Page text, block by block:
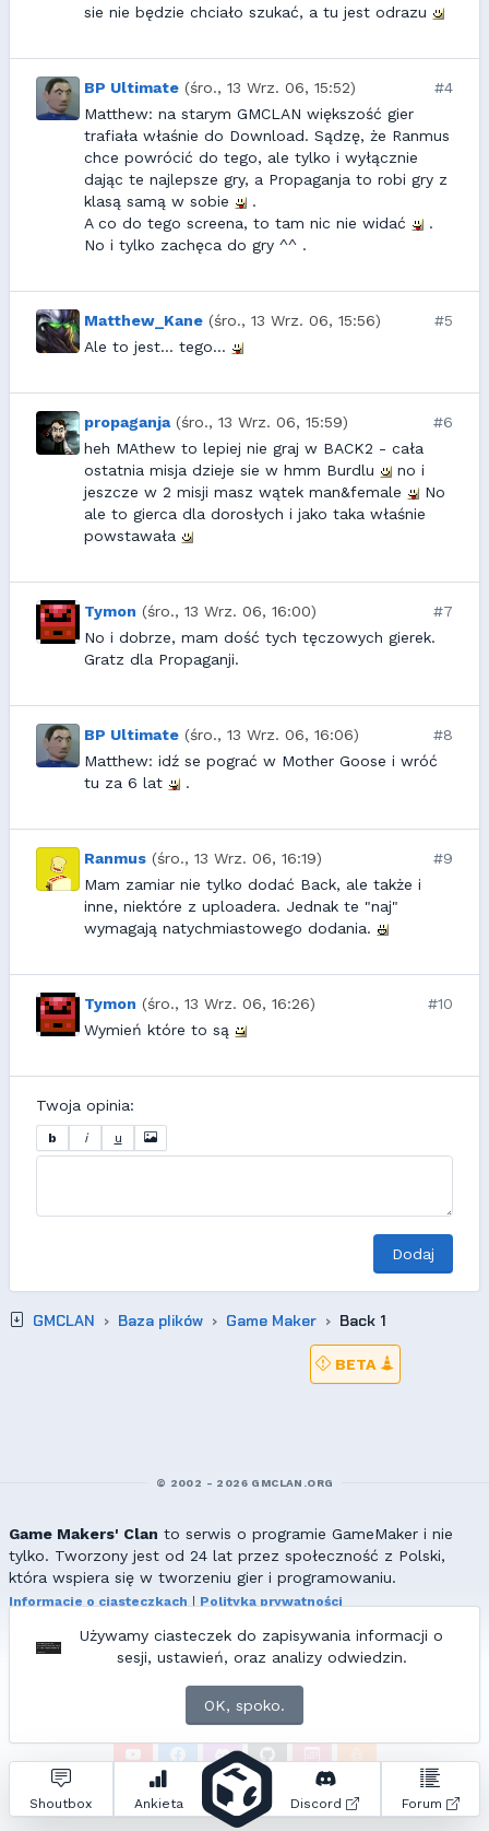
sie nie będzie chciało szukać, a tu jest odrazu
BP Ultimate (śro., 13 Wrz. 06, 15:52)
#4
Matthew: na starym GMCLAN większość gier
trafiała właśnie do Download. Sądzę, że Ranmus
chce powrócić do tego, ale tylko i wyłącznie
dając te najlepsze gry, a Propaganja to robi gry z
klasą samą w sobie
.
A co do tego screena, to tam nic nie widać
.
No i tylko zachęca do gry ^^ .
Matthew_Kane (śro., 13 Wrz. 06, 15:56)
#5
Ale to jest... tego...
propaganja (śro., 13 Wrz. 06, 15:59)
#6
heh MAthew to lepiej nie graj w BACK2 - cała
ostatnia misja dzieje sie w hmm Burdlu
no i
jeszcze w 2 misji masz wątek man&female
No
ale to gierca dla dorosłych i jako taka właśnie
powstawała
Tymon (śro., 13 Wrz. 06, 16:00)
#7
No i dobrze, mam dość tych tęczowych gierek.
Gratz dla Propaganji.
BP Ultimate (śro., 13 Wrz. 06, 16:06)
#8
Matthew: idź se pograć w Mother Goose i wróć
tu za 6 lat
.
Ranmus (śro., 13 Wrz. 06, 16:19)
#9
Mam zamiar nie tylko dodać Back, ale także i
inne, niektóre z uploadera. Jednak te "naj"
wymagają natychmiastowego dodania.
Tymon (śro., 13 Wrz. 06, 16:26)
#10
Wymień które to są
Twoja opinia:
b i u
Dodaj
GMCLAN Baza plików Game Maker Back 1
Używamy ciasteczek do zapisywania informacji o
sesji, ustawień, oraz analizy odwiedzin.
OK, spoko.
Shoutbox Ankieta Discord Forum
BETA
© 2002 - 2026 GMCLAN.ORG
Game Makers' Clan to serwis o programie GameMaker i nie
tylko. Tworzony jest od 24 lat przez społeczność z Polski,
która wspiera się w tworzeniu gier i programowaniu.
Informacje o ciasteczkach
Polityka prywatności
Wszelkie prawa zastrzeżone. Kopiowanie materiałów bez zgody
redakcji zabronione!
ZNAJDZIESZ NAS TAKŻE NA:
Zapytań do bazy: • Czas generowania: